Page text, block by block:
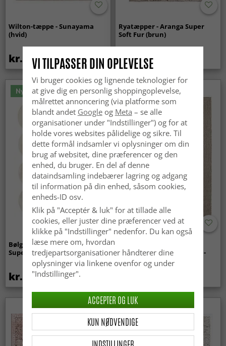
Wilton-tæppe - Sunayama
(hvid)
kr.419
Ryatæpper - Aranga Super
Soft Fur (brun)
kr.259
Nyhed
Bølget ryatæppe - Aranga
Super Soft Fur (beige)
kr.369
indendørs/udendørs brug -
Arlo (beige)
VI TILPASSER DIN OPLEVELSE
Vi bruger cookies og lignende teknologier for
at give dig en personlig shoppingoplevelse,
målrettet annoncering (via platforme som
blandt andet Googleog Meta – se alle
organisationer under "Indstillinger") og for at
holde vores websites pålidelige og sikre. Til
dette formål indsamler vi oplysninger om din
brug af websitet, dine præferencer og den
enhed, du bruger. En del af denne
dataindsamling indebærer lagring og adgang
til information på din enhed, såsom cookies,
enheds-ID osv.
Klik på "Acceptér & luk" for at tillade alle
cookies, eller juster dine præferencer ved at
klikke på "Indstillinger" nedenfor. Du kan også
læse mere om, hvordan
tredjepartsorganisationer håndterer dine
oplysninger via linkene ovenfor og under
"Indstillinger".
KUN NØDVENDIGE
ACCEPTER OG LUK